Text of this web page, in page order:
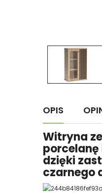
OPIS
Witryna
porcelanę
dzięki
czarnego